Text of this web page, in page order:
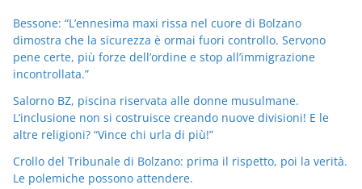
Bessone: “L’ennesima maxi rissa nel cuore di Bolzano
dimostra che la sicurezza è ormai fuori controllo. Servono
pene certe, più forze dell’ordine e stop all’immigrazione
incontrollata.”
Salorno BZ, piscina riservata alle donne musulmane.
L’inclusione non si costruisce creando nuove divisioni! E le
altre religioni? “Vince chi urla di più!”
Crollo del Tribunale di Bolzano: prima il rispetto, poi la verità.
Le polemiche possono attendere.